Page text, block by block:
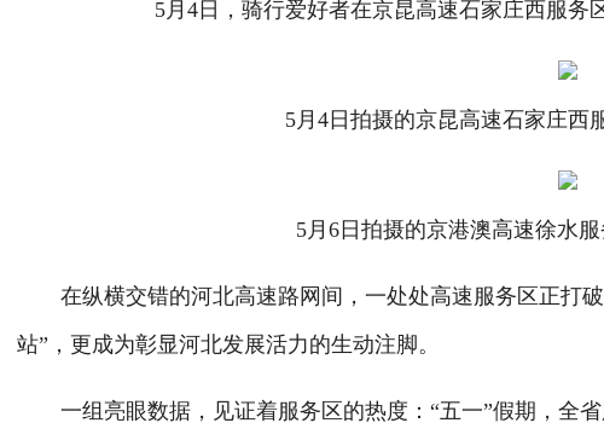
5月4日，骑行爱好者在京昆高速石家庄西服务
5月4日拍摄的京昆高速石家庄西
5月6日拍摄的京港澳高速徐水服
在纵横交错的河北高速路网间，一处处高速服务区正打破
站”，更成为彰显河北发展活力的生动注脚。
一组亮眼数据，见证着服务区的热度：“五一”假期，全省